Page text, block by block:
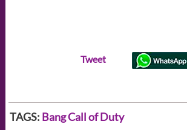
Tweet
TAGS: BangCall of Duty